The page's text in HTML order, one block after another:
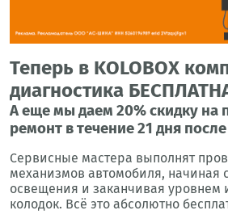
Теперь в KOLOBOX
диагностика
А еще мы даем 20% скидку на
ремонт в течение 21 дня
Сервисные мастера выполнят
механизмов автомобиля, начиная
освещения и заканчивая уровнем
колодок. Всё это абсолютно